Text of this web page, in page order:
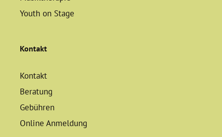
Youth on Stage
Kontakt
Kontakt
Beratung
Gebühren
Online Anmeldung